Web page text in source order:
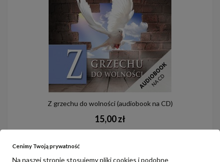
Z grzechu do wolności (audiobook na CD)
15,00 zł
Cenimy Twoją prywatność
Na naszej stronie stosujemy pliki cookies i podobne